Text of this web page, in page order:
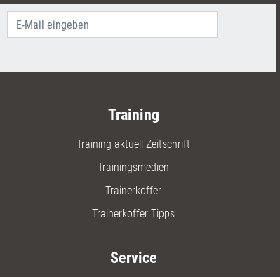
Training
Training aktuell Zeitschrift
Trainingsmedien
Trainerkoffer
Trainerkoffer Tipps
Service